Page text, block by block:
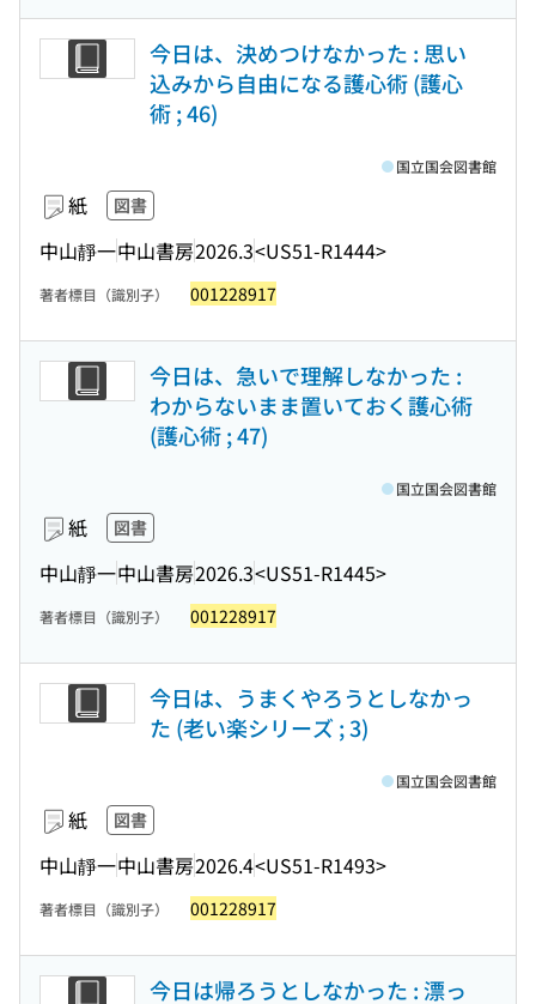
今日は、決めつけなかった : 思い
込みから自由になる護心術 (護心
術 ; 46)
紙 図書
中山靜一中山書房2026.3<US51-R1444>
国立国会図書館
著者標目（識別子） 001228917
今日は、急いで理解しなかった :
わからないまま置いておく護心術
(護心術 ; 47)
紙 図書
中山靜一中山書房2026.3<US51-R1445>
国立国会図書館
著者標目（識別子） 001228917
今日は、うまくやろうとしなかっ
た (老い楽シリーズ ; 3)
紙 図書
中山靜一中山書房2026.4<US51-R1493>
国立国会図書館
著者標目（識別子） 001228917
今日は帰ろうとしなかった : 漂っ